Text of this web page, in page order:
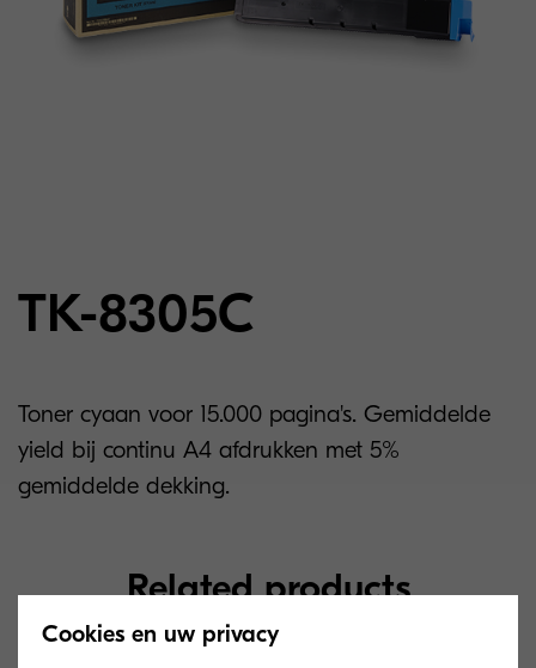
TK-8305C
Toner cyaan voor 15.000 pagina's. Gemiddelde
yield bij continu A4 afdrukken met 5%
gemiddelde dekking.
Related products
Cookies en uw privacy